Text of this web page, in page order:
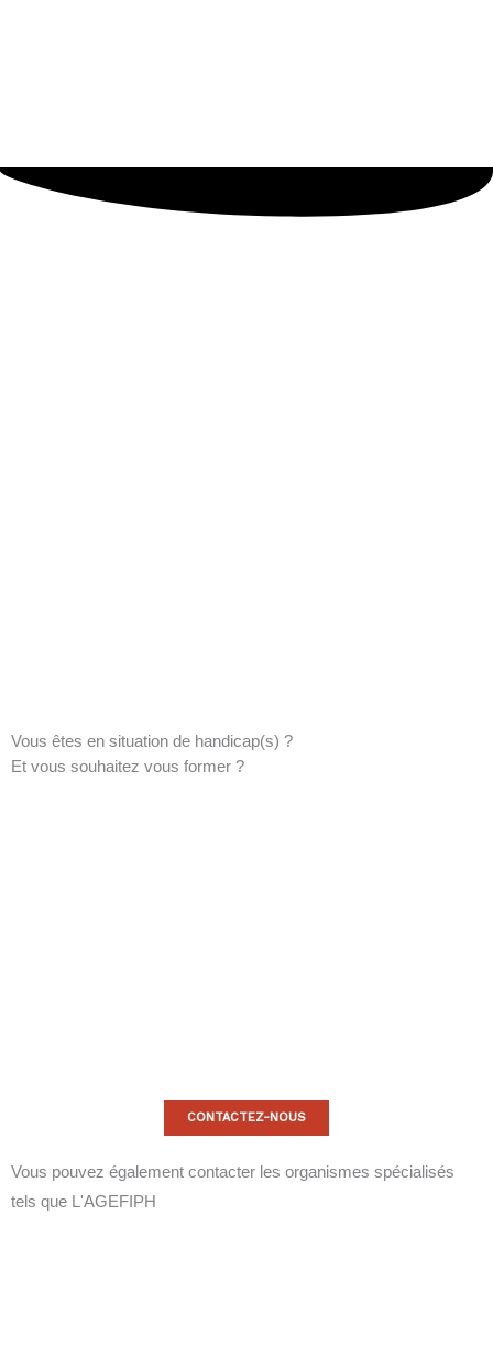
Vous êtes en situation de handicap(s) ?
Et vous souhaitez vous former ?
CONTACTEZ-NOUS
Vous pouvez également contacter les organismes spécialisés
tels que
L'AGEFIPH